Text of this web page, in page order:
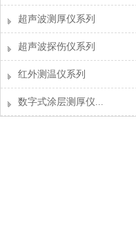
超声波测厚仪系列
超声波探伤仪系列
红外测温仪系列
数字式涂层测厚仪...